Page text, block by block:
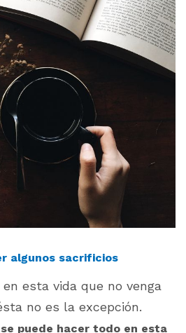
algunos sacrificios
esta vida que no venga
no es la excepción.
puede hacer todo en esta